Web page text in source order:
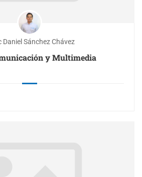
Daniel Sánchez Chávez
y Multimedia